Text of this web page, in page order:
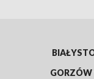
GORZÓW